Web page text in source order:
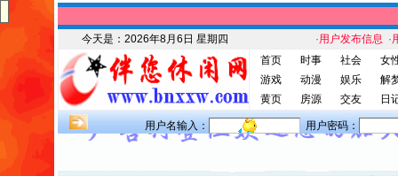
今天是： 2026年8月6日 星期四 ·用户发布信息 ·
首页
时事 社会
女
游戏
动漫 娱乐
解
黄页
房源 交友 日
用户名输入： 用户密码：